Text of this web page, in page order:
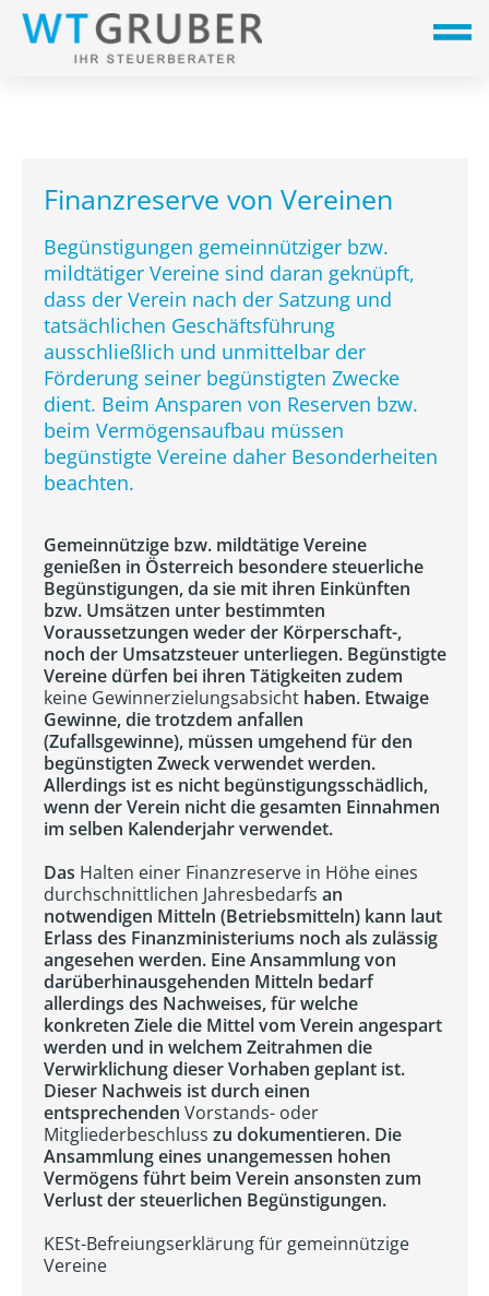
Finanzreserve von Vereinen
Begünstigungen gemeinnütziger bzw.
mildtätiger Vereine sind daran geknüpft,
dass der Verein nach der Satzung und
tatsächlichen Geschäftsführung
ausschließlich und unmittelbar der
Förderung seiner begünstigten Zwecke
dient. Beim Ansparen von Reserven bzw.
beim Vermögensaufbau müssen
begünstigte Vereine daher Besonderheiten
beachten.
Gemeinnützige bzw. mildtätige Vereine
genießen in Österreich besondere steuerliche
Begünstigungen, da sie mit ihren Einkünften
bzw. Umsätzen unter bestimmten
Voraussetzungen weder der Körperschaft-,
noch der Umsatzsteuer unterliegen. Begünstigte
Vereine dürfen bei ihren Tätigkeiten zudem
keine Gewinnerzielungsabsicht haben. Etwaige
Gewinne, die trotzdem anfallen
(Zufallsgewinne), müssen umgehend für den
begünstigten Zweck verwendet werden.
Allerdings ist es nicht begünstigungsschädlich,
wenn der Verein nicht die gesamten Einnahmen
im selben Kalenderjahr verwendet.
Das Halten einer Finanzreserve in Höhe eines
durchschnittlichen Jahresbedarfs an
notwendigen Mitteln (Betriebsmitteln) kann laut
Erlass des Finanzministeriums noch als zulässig
angesehen werden. Eine Ansammlung von
darüberhinausgehenden Mitteln bedarf
allerdings des Nachweises, für welche
konkreten Ziele die Mittel vom Verein angespart
werden und in welchem Zeitrahmen die
Verwirklichung dieser Vorhaben geplant ist.
Dieser Nachweis ist durch einen
entsprechenden Vorstands- oder
Mitgliederbeschluss zu dokumentieren. Die
Ansammlung eines unangemessen hohen
Vermögens führt beim Verein ansonsten zum
Verlust der steuerlichen Begünstigungen.
KESt-Befreiungserklärung für gemeinnützige
Vereine